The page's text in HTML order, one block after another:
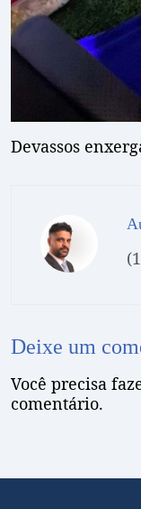
Devassos
Deixe um
Você precisa
comentário.